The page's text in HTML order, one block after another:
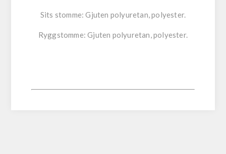
Sits stomme:Gjuten polyuretan, polyester.
Ryggstomme:Gjuten polyuretan, polyester.